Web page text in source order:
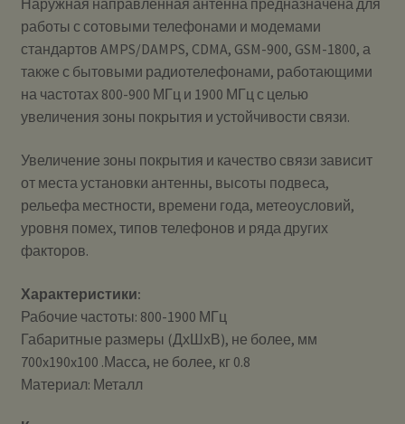
Наружная направленная антенна предназначена для
работы с сотовыми телефонами и модемами
стандартов AMPS/DAMPS, CDMA, GSM-900, GSM-1800, а
также с бытовыми радиотелефонами, работающими
на частотах 800-900 МГц и 1900 МГц с целью
увеличения зоны покрытия и устойчивости связи.
Увеличение зоны покрытия и качество связи зависит
от места установки антенны, высоты подвеса,
рельефа местности, времени года, метеоусловий,
уровня помех, типов телефонов и ряда других
факторов.
Характеристики:
Рабочие частоты: 800-1900 МГц
Габаритные размеры (ДхШхВ), не более, мм
700x190x100 .Масса, не более, кг 0.8
Материал: Металл